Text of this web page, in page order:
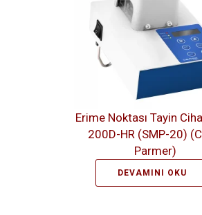
Erime Noktası Tayin
200D-HR (SMP-20)
Parmer)
DEVAMINI OKU